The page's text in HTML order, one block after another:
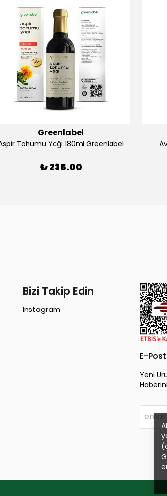
Greenlabel
Tohumu Yağı 180ml Greenlabel
₺ 235.00
Bizi Takip Edin
Instagram
E-
Yeni